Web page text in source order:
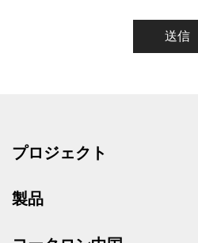
送信
プロジェクト
製品